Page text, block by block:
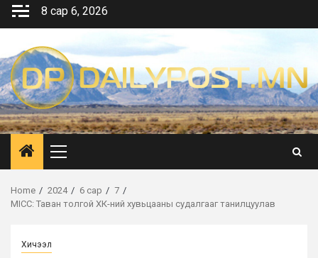
Skip
8 сар 6, 2026
Primary
Menu
Home 2024 6 сар
7
MICC: Таван толгой ХК-ний хувьцааны судалгааг танилцуулав
Хичээл